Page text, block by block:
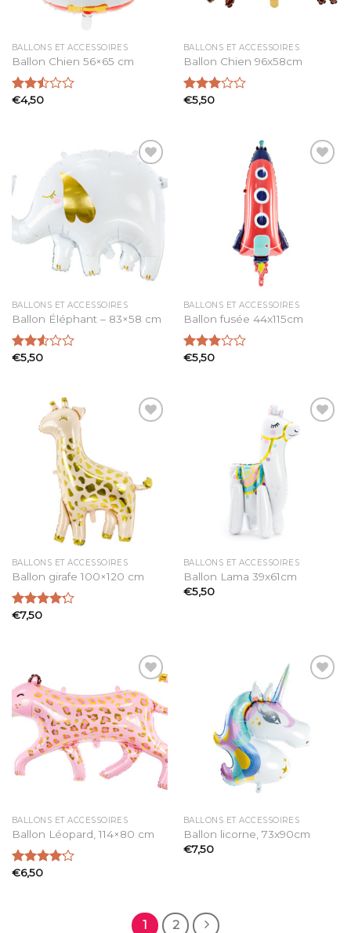
BALLONS ET ACCESSOIRES
Ballon Chien 56×65 cm
Note
€4,50
BALLONS ET ACCESSOIRES
Ballon Chien 96x58cm
Note
€5,50
BALLONS ET ACCESSOIRES
Ballon Éléphant – 83×58 cm
Note
€5,50
BALLONS ET ACCESSOIRES
Ballon fusée 44x115cm
Note
€5,50
liste
d’envies
BALLONS ET ACCESSOIRES
Ballon girafe 100×120 cm
Note4.19
€7,50
BALLONS ET ACCESSOIRES
Ballon Lama 39x61cm
€5,50
Ajouter
à la
liste
d’envies
BALLONS ET ACCESSOIRES
Ballon Léopard, 114×80 cm
Note4.14
€6,50
liste
BALLONS ET ACCESSOIRES
Ballon licorne, 73x90cm
€7,50
1 2